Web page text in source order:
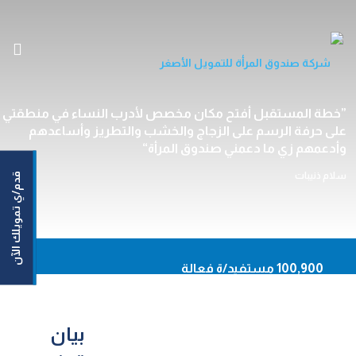
الرئيسية
من نحن
خدماتنا
En قدم/ي تمويلك الآن
خطة المستقبل أفتح مكان مخصص لأدرب النساء في منطقتي
على حرفة الرسم على الزجاج والخشب والتطريز وأساعدهم
وأدعمهم زي ما دعمني صندوق المرأة
100,900 مستفيد/ة فعالة
بيان